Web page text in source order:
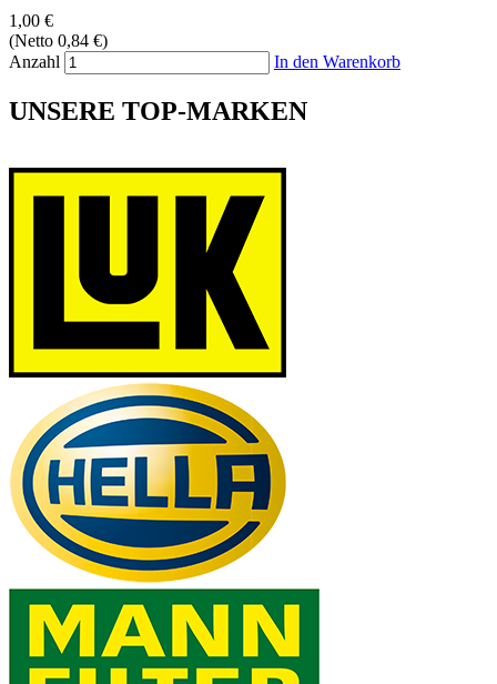
1,00 €
(Netto 0,84 €)
Anzahl
In den Warenkorb
UNSERE TOP-MARKEN